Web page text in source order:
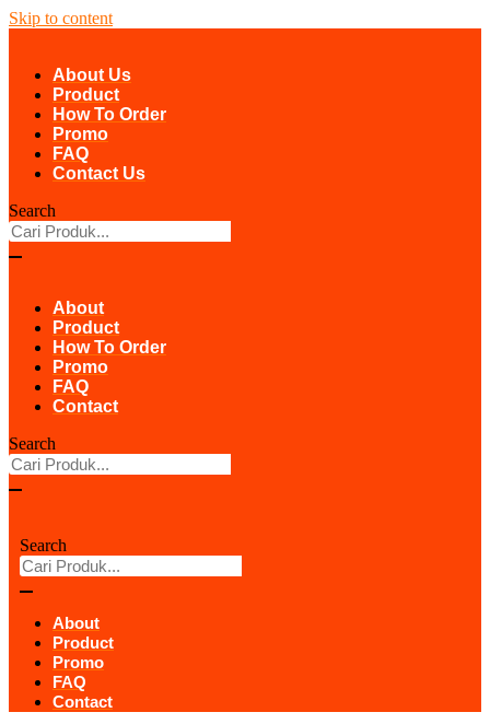
Skip to content
About Us
Product
How To Order
Promo
FAQ
Contact Us
Search
About
Product
How To Order
Promo
FAQ
Contact
Search
Search
About
Product
Promo
FAQ
Contact